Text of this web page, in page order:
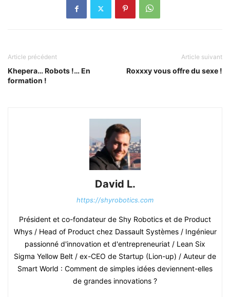
Article précédent
Khepera… Robots !… En
formation !
Article suivant
Roxxxy vous offre du sexe !
David L.
https://shyrobotics.com
Président et co-fondateur de Shy Robotics et de Product
Whys / Head of Product chez Dassault Systèmes / Ingénieur
passionné d'innovation et d'entrepreneuriat / Lean Six
Sigma Yellow Belt / ex-CEO de Startup (Lion-up) / Auteur de
Smart World : Comment de simples idées deviennent-elles
de grandes innovations ?